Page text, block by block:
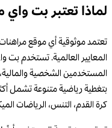
لماذا تعتبر بت
تعتمد موثوقية أي موقع
المعايير العالمية. تستخدم بت
المستخدمين الشخصية
بتغطية رياضية متنوعة تشمل
كرة القدم، التنس، الرياضات